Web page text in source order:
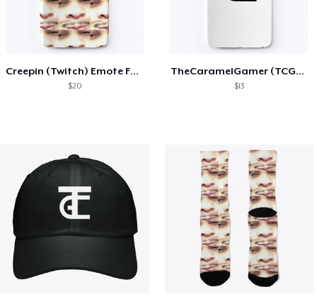
Creepin (Twitch) Emote Face Phone Case
$20
TheCaramelGamer (TCG) Phone Case
$13